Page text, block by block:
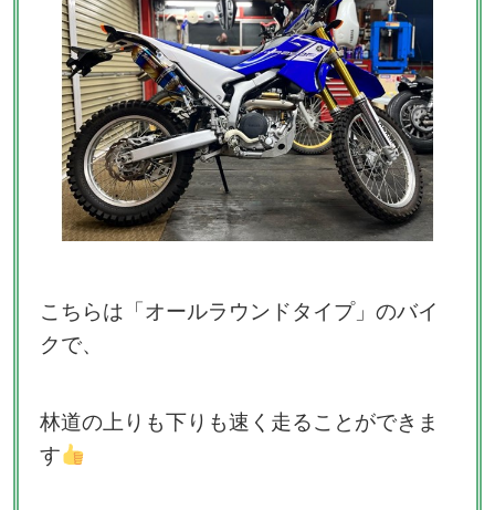
こちらは「オールラウンドタイプ」のバイ
クで、
林道の上りも下りも速く走ることができま
す